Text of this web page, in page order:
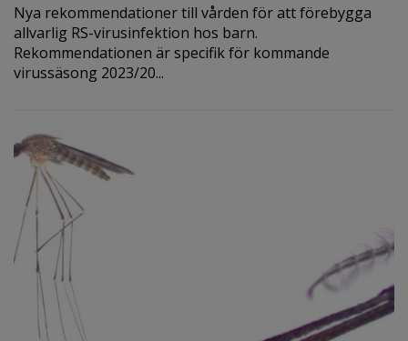
Nya rekommendationer till vården för att förebygga
allvarlig RS-virusinfektion hos barn.
Rekommendationen är specifik för kommande
virussäsong 2023/20...